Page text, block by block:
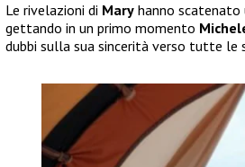
Le rivelazioni di Mary hanno
gettando in un primo momento
dubbi sulla sua sincerità verso tutte le